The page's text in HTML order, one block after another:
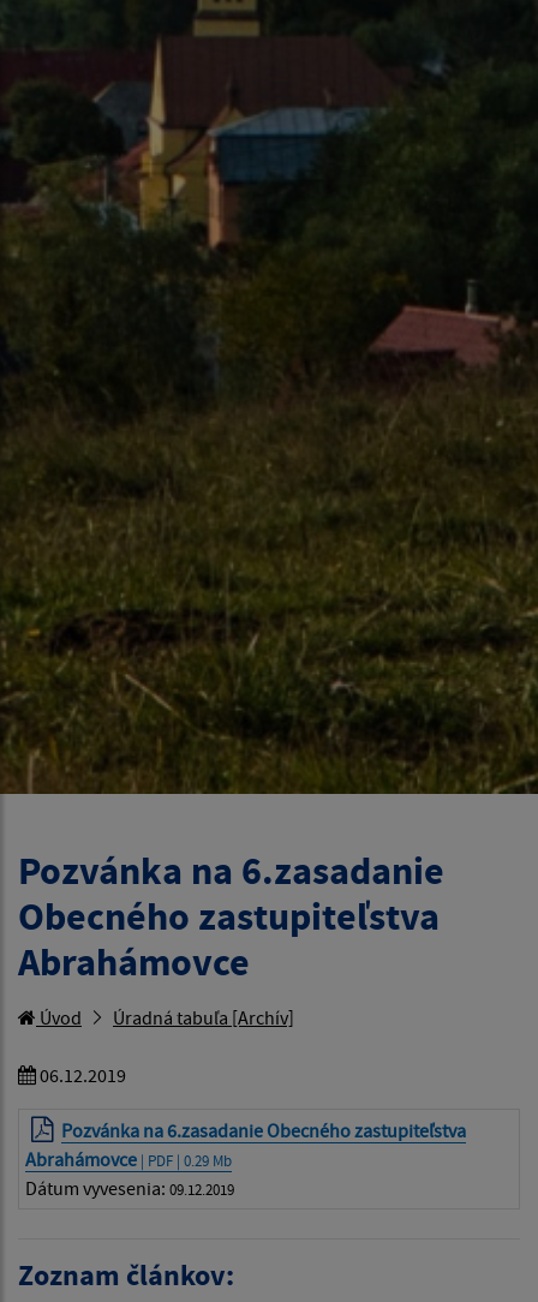
Pozvánka na 6.zasadanie
Obecného zastupiteľstva
Abrahámovce
Úvod Úradná tabuľa [Archív]
06.12.2019
Pozvánka na 6.zasadanie Obecného zastupiteľstva
Abrahámovce | PDF | 0.29 Mb
Dátum vyvesenia: 09.12.2019
Zoznam článkov: